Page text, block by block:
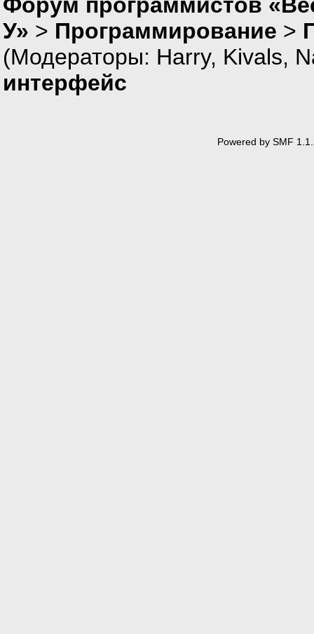
У» > Программирование >
(Модераторы: Harry, Kivals,
интерфейс
Powered by SMF